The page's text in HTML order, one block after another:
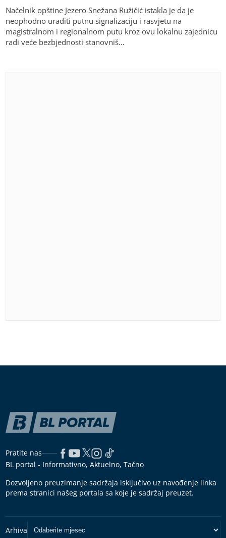
Načelnik opštine Jezero Snežana Ružičić istakla je da je
neophodno uraditi putnu signalizaciju i rasvjetu na
magistralnom i regionalnom putu kroz ovu lokalnu zajednicu
radi veće bezbjednosti stanovniš…
Pratite nas
BL portal - Informativno, Aktuelno, Tačno
Dozvoljeno preuzimanje sadržaja isključivo uz navođenje linka
prema stranici našeg portala sa koje je sadržaj preuzet.